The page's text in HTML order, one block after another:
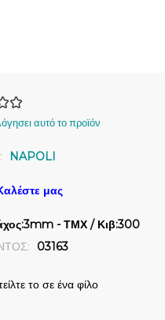
αυτό το προϊόν
NAPOLI
μας
- ΤΜΧ / Κιβ:300
03163
το σε ένα φίλο